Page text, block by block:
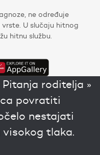
ne određuje
U slučaju hitnog
hitnu službu.
Pitanja roditelja »
povratiti
nestajati
tlaka.